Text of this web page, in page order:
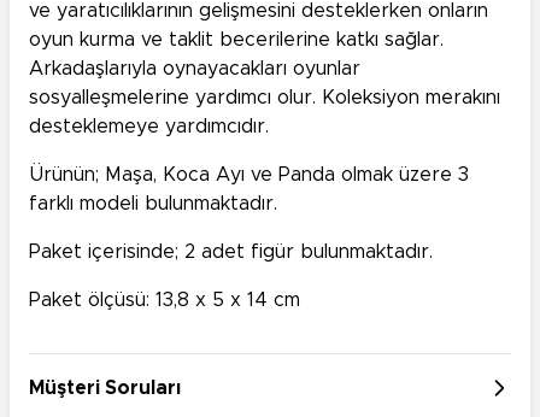
ve yaratıcılıklarının gelişmesini desteklerken onların
oyun kurma ve taklit becerilerine katkı sağlar.
Arkadaşlarıyla oynayacakları oyunlar
sosyalleşmelerine yardımcı olur. Koleksiyon merakını
desteklemeye yardımcıdır.
Ürünün; Maşa, Koca Ayı ve Panda olmak üzere 3
farklı modeli bulunmaktadır.
Paket içerisinde; 2 adet figür bulunmaktadır.
Paket ölçüsü: 13,8 x 5 x 14 cm
Müşteri Soruları